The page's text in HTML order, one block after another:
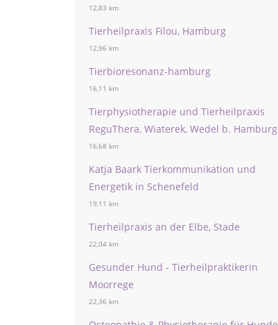
12,83 km
Tierheilpraxis Filou, Hamburg
12,96 km
Tierbioresonanz-hamburg
16,11 km
Tierphysiotherapie und Tierheilpraxis
ReguThera, Wiaterek, Wedel b. Hamburg
16,68 km
Katja Baark Tierkommunikation und
Energetik in Schenefeld
19,11 km
Tierheilpraxis an der Elbe, Stade
22,04 km
Gesunder Hund - Tierheilpraktikerin
Moorrege
22,36 km